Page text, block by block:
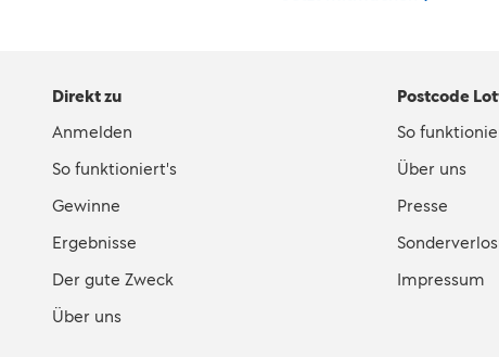
Direkt zu
Anmelden
So funktioniert's
Gewinne
Ergebnisse
Der gute Zweck
Über uns
Postcode
So
Über uns
Presse
Impressum